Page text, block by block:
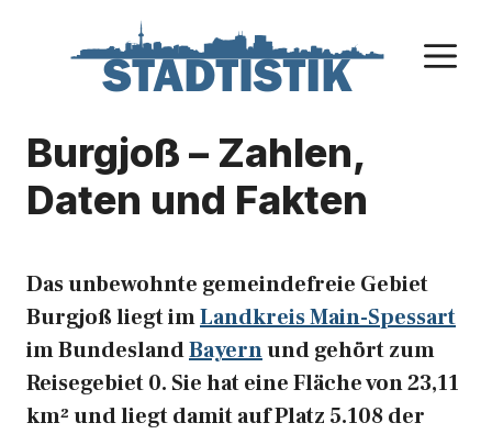
Burgjoß – Zahlen,
Daten und Fakten
Das unbewohnte gemeindefreie Gebiet
Burgjoß liegt imLandkreis Main-Spessart
im BundeslandBayernund gehört zum
Reisegebiet 0. Sie hat eine Fläche von 23,11
km² und liegt damit auf Platz 5.108 der